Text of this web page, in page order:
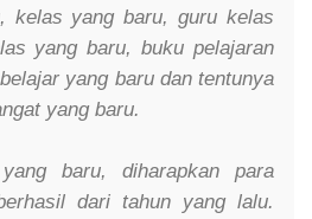
kelas yang baru, guru kelas
yang baru, buku pelajaran
yang baru dan tentunya
yang baru.
baru, diharapkan para
dari tahun yang lalu.